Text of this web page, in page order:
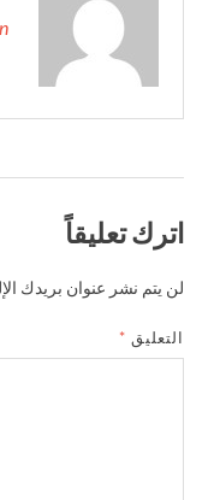
اترك تعليقاً
لن يتم نشر عنوان بريدك
التعليق *